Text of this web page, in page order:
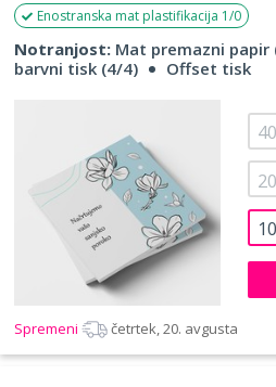
Enostranska mat plastifikacija 1/0
Notranjost: Mat premazni papir
barvni tisk (4/4)
Offset tisk
Spremeni četrtek, 20. avgusta